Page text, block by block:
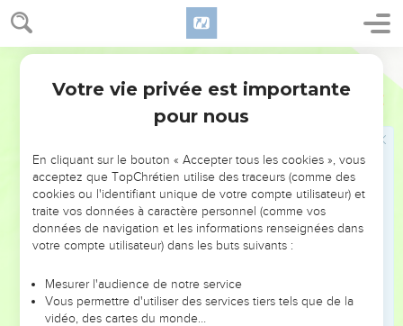
Daniel 7
22 jusqu'au moment où l'ancien des jours vint donner droit
aux saints du Très Haut, et le temps arriva où les saints furent
en possession du royaume.
Il me parla ainsi : Le quatrième animal, c'est un quatrième
royaume qui existera sur la terre, différent de tous les
royaumes, et qui dévorera toute la terre, la foulera et la
brisera.
Les dix cornes, ce sont dix rois qui s'élèveront de ce
royaume. Un autre s'élèvera après eux, il sera différent des
premiers, et il abaissera trois rois.
Il prononcera des paroles contre le Très Haut, il opprimera
loi ; et les saints seront livrés entre ses mains pendant un
temps, des temps, et la moitié d'un temps.
Votre vie privée est importante
pour nous
En cliquant sur le bouton « Accepter tous les cookies », vous
acceptez que TopChrétien utilise des traceurs (comme des
cookies ou l'identifiant unique de votre compte utilisateur) et
traite vos données à caractère personnel (comme vos
données de navigation et les informations renseignées dans
votre compte utilisateur) dans les buts suivants :
Mesurer l'audience de notre service
Vous permettre d'utiliser des services tiers tels que de la
vidéo, des cartes du monde…